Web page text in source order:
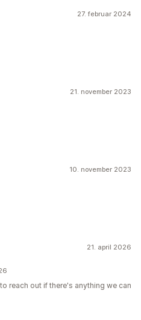
27. februar 2024
21. november 2023
10. november 2023
21. april 2026
reach out if there's anything we can